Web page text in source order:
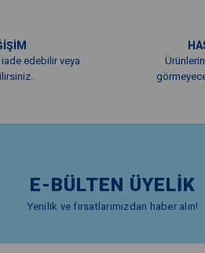
edebilir veya
E-BÜLTEN ÜYELİK
Yenilik ve fırsatlarımızdan haber alın!